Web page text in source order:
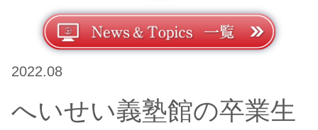
2022.08
へいせい義塾館の卒業生